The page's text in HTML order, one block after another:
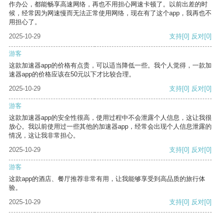
作办公，都能畅享高速网络，再也不用担心网速卡顿了。以前出差的时
候，经常因为网速慢而无法正常使用网络，现在有了这个app，我再也不
用担心了。
2025-10-29
支持[0] 反对[0]
游客
这款加速器app的价格有点贵，可以适当降低一些。我个人觉得，一款加
速器app的价格应该在50元以下才比较合理。
2025-10-29
支持[0] 反对[0]
游客
这款加速器app的安全性很高，使用过程中不会泄露个人信息，这让我很
放心。我以前使用过一些其他的加速器app，经常会出现个人信息泄露的
情况，这让我非常担心。
2025-10-29
支持[0] 反对[0]
游客
这款app的酒店、餐厅推荐非常有用，让我能够享受到高品质的旅行体
验。
2025-10-29
支持[0] 反对[0]